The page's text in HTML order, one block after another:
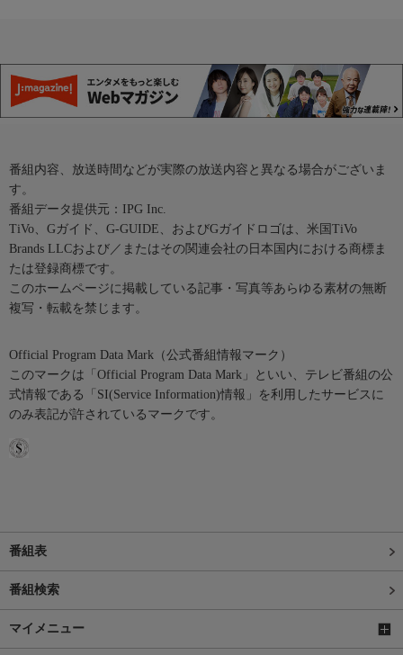
番組内容、放送時間などが実際の放送内容と異なる場合がございま
す。
番組データ提供元：IPG Inc.
TiVo、Gガイド、G-GUIDE、およびGガイドロゴは、米国TiVo
Brands LLCおよび／またはその関連会社の日本国内における商標ま
たは登録商標です。
このホームページに掲載している記事・写真等あらゆる素材の無断
複写・転載を禁じます。
Official Program Data Mark（公式番組情報マーク）
このマークは「Official Program Data Mark」といい、テレビ番組の公
式情報である「SI(Service Information)情報」を利用したサービスに
のみ表記が許されているマークです。
番組表
番組検索
マイメニュー